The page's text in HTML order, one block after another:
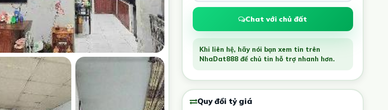
Chat với chủ đất
Khi liên hệ, hãy nói bạn xem tin trên
NhaDat888 để chủ tin hỗ trợ nhanh hơn.
Quy đổi tỷ giá